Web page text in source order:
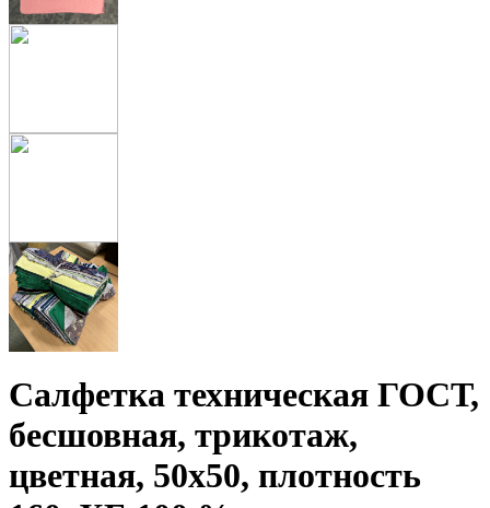
Салфетка техническая ГОСТ,
бесшовная, трикотаж,
цветная, 50х50, плотность